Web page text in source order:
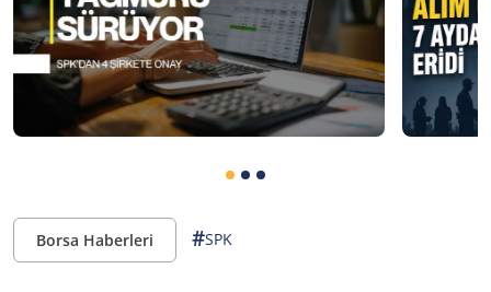
Borsa Haberleri #SPK